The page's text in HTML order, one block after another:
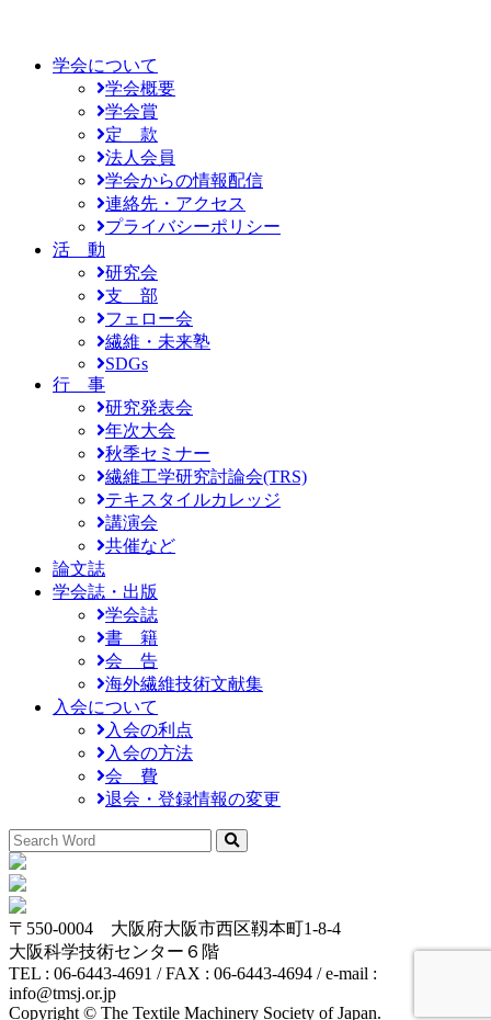
学会について
学会概要
学会賞
定 款
法人会員
学会からの情報配信
連絡先・アクセス
プライバシーポリシー
活 動
研究会
支 部
フェロー会
繊維・未来塾
SDGs
行 事
研究発表会
年次大会
秋季セミナー
繊維工学研究討論会(TRS)
テキスタイルカレッジ
講演会
共催など
論文誌
学会誌・出版
学会誌
書 籍
会 告
海外繊維技術文献集
入会について
入会の利点
入会の方法
会 費
退会・登録情報の変更
〒550-0004 大阪府大阪市西区靱本町1-8-4
大阪科学技術センター６階
TEL : 06-6443-4691 / FAX : 06-6443-4694 / e-mail :
info@tmsj.or.jp
Copyright © The Textile Machinery Society of Japan.